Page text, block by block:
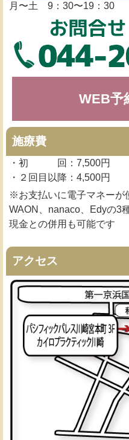
月〜土 9：30〜19：30
WEB予
施療費
・初 回：7,500円
・２回目以降：4,500円
※お支払いに電子マネーが
WAON、nanaco、Edyの3
現金との併用も可能です
アクセス